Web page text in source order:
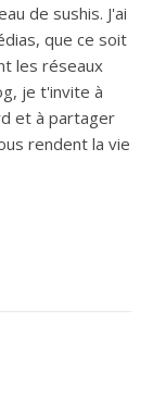
de sushis. J'ai
que ce soit
les réseaux
je t'invite à
et à partager
rendent la vie